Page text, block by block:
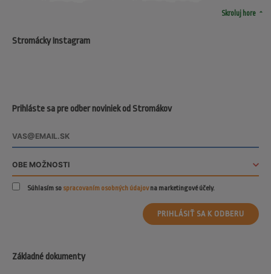
Skroluj hore arrow_drop_up
Základné dokumenty
Prihláste sa pre odber noviniek od Stromákov
Súhlasím so spracovaním osobných údajovna marketingové účely.
PRIHLÁSIŤ SA K ODBERU
Stromácky Instagram